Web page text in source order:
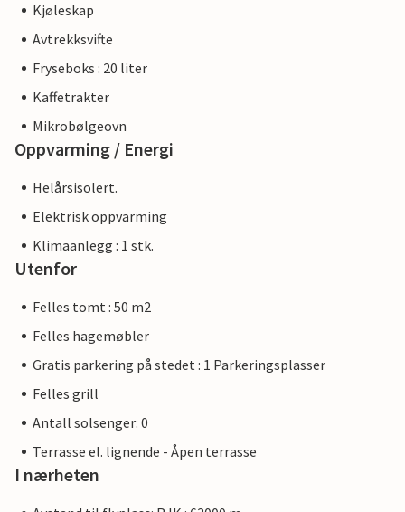
Kjøleskap
Avtrekksvifte
Fryseboks : 20 liter
Kaffetrakter
Mikrobølgeovn
Oppvarming / Energi
Helårsisolert.
Elektrisk oppvarming
Klimaanlegg : 1 stk.
Utenfor
Felles tomt : 50 m2
Felles hagemøbler
Gratis parkering på stedet : 1 Parkeringsplasser
Felles grill
Antall solsenger: 0
Terrasse el. lignende - Åpen terrasse
I nærheten